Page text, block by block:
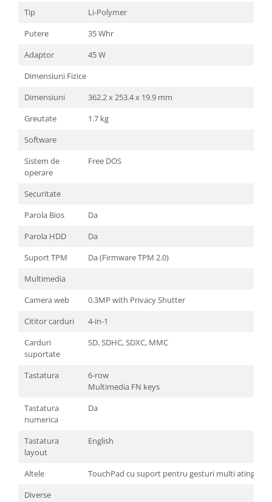
Tip
Li-Polymer
Putere
35 Whr
Adaptor
45 W
Dimensiuni Fizice
Dimensiuni
362.2 x 253.4 x 19.9 mm
Greutate
1.7 kg
Software
Sistem de
operare
Free DOS
Securitate
Parola Bios
Da
Parola HDD
Da
Suport TPM
Da (Firmware TPM 2.0)
Multimedia
Camera web
0.3MP with Privacy Shutter
Cititor carduri
4-in-1
Carduri
suportate
SD, SDHC, SDXC, MMC
Tastatura
6-row
Multimedia FN keys
Tastatura
numerica
Da
Tastatura
layout
English
Altele
TouchPad cu suport pentru gesturi multi atingere
Diverse